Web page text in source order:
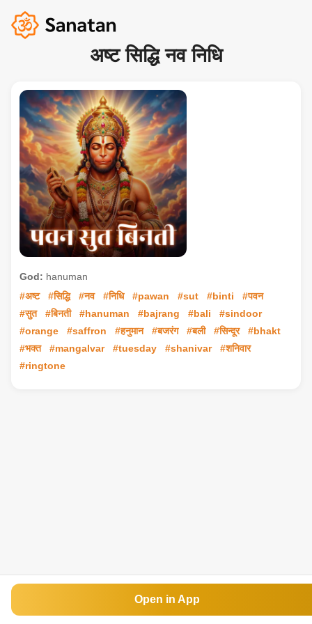
अष्ट सिद्धि नव निधि
God: hanuman
#अष्ट
#सिद्धि #नव #निधि #pawan #sut #binti
#पवन
#सुत
#बिनती #hanuman #bajrang #bali
#sindoor
#orange
#saffron #हनुमान #बजरंग #बली #सिन्दूर
#bhakt
#भक्त
#mangalvar #tuesday #shanivar
#शनिवार
#ringtone
Open in App